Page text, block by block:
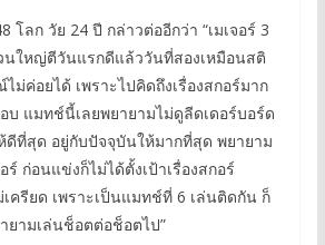
โลก วัย 24 ปี กล่าวต่ออีกว่า “เมเจอร์ 3
นใหญ่ตีวันแรกดีแล้ววันที่สองเหมือนสติ
ม่ค่อยได้ เพราะไปคิดถึงเรื่องสกอร์มาก
บ แมทช์นี้เลยพยายามไม่ดูลีดเดอร์บอร์ด
ดีที่สุด อยู่กับปัจจุบันให้มากที่สุด พยายาม
ร์ ก่อนแข่งก็ไม่ได้ตั้งเป้าเรื่องสกอร์
ครียด เพราะเป็นแมทช์ที่ 6 เล่นติดกัน ก็
ยามเล่นช็อตต่อช็อตไป”